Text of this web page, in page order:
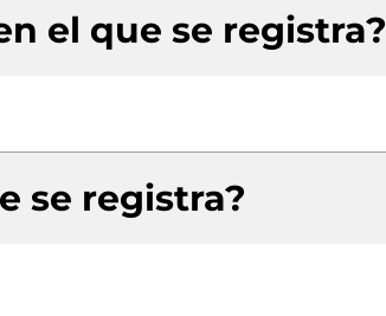
el que se registra?
se registra?